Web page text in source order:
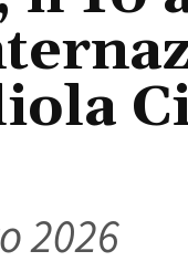
2026